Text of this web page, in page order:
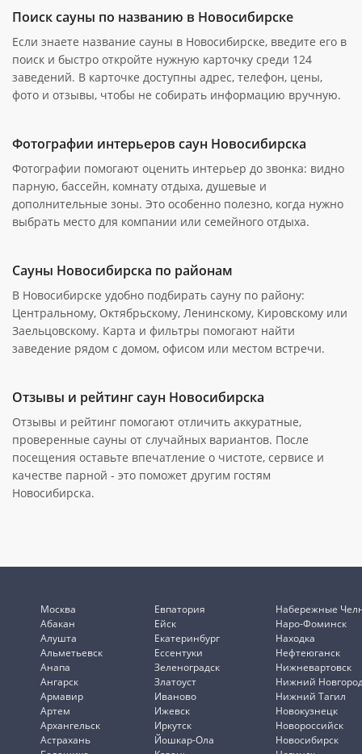
Поиск сауны по названию в Новосибирске
Если знаете название сауны в Новосибирске, введите его в
поиск и быстро откройте нужную карточку среди 124
заведений. В карточке доступны адрес, телефон, цены,
фото и отзывы, чтобы не собирать информацию вручную.
Фотографии интерьеров саун Новосибирска
Фотографии помогают оценить интерьер до звонка: видно
парную, бассейн, комнату отдыха, душевые и
дополнительные зоны. Это особенно полезно, когда нужно
выбрать место для компании или семейного отдыха.
Сауны Новосибирска по районам
В Новосибирске удобно подбирать сауну по району:
Центральному, Октябрьскому, Ленинскому, Кировскому или
Заельцовскому. Карта и фильтры помогают найти
заведение рядом с домом, офисом или местом встречи.
Отзывы и рейтинг саун Новосибирска
Отзывы и рейтинг помогают отличить аккуратные,
проверенные сауны от случайных вариантов. После
посещения оставьте впечатление о чистоте, сервисе и
качестве парной - это поможет другим гостям
Новосибирска.
Москва
Абакан
Алушта
Альметьевск
Анапа
Ангарск
Армавир
Артем
Архангельск
Астрахань
Евпатория
Ейск
Екатеринбург
Ессентуки
Зеленоградск
Златоуст
Иваново
Ижевск
Иркутск
Йошкар-Ола
Набережные
Наро-Фоминск
Находка
Нефтеюганск
Нижневартовск
Нижний
Нижний Тагил
Новокузнецк
Новороссийск
Новосибирск